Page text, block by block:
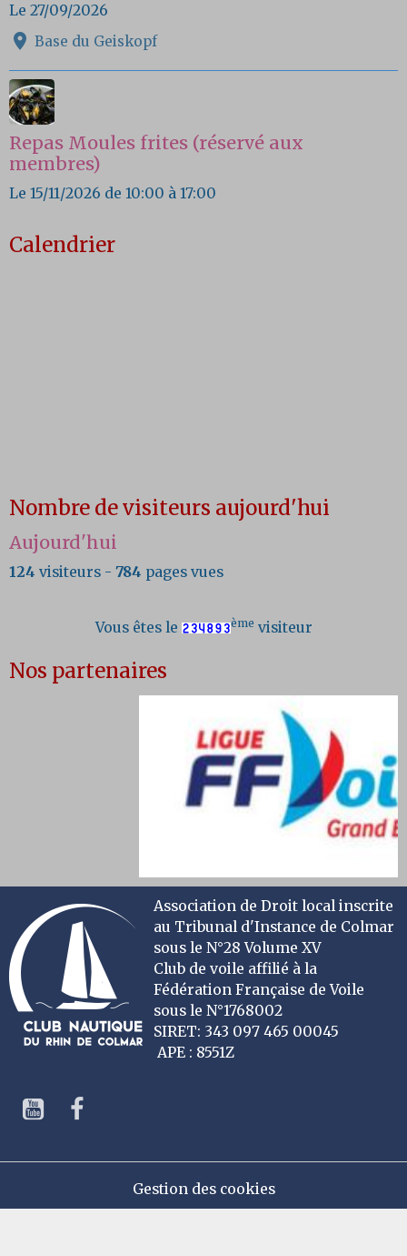
Le 27/09/2026
Base du Geiskopf
Repas Moules frites (réservé aux
membres)
Le 15/11/2026 de 10:00 à 17:00
Calendrier
Nombre de visiteurs aujourd'hui
Aujourd'hui
124 visiteurs - 784 pages vues
Vous êtes le ème visiteur
Nos partenaires
Association de Droit local inscrite
au Tribunal d'Instance de Colmar
sous le N°28 Volume XV
Club de voile affilié à la
Fédération Française de Voile
sous le N°1768002
SIRET: 343 097 465 00045
APE : 8551Z
Gestion des cookies